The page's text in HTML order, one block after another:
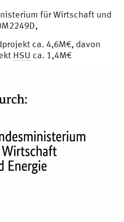
für Wirtschaft und
ca. 4,6M€, davon
HSU ca. 1,4M€